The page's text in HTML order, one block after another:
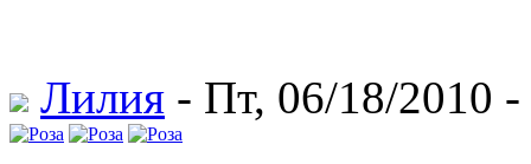
Лилия - Пт, 06/18/2010